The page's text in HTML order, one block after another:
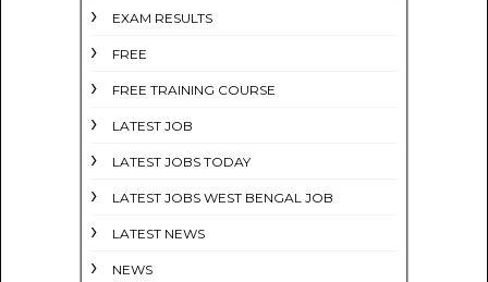
EXAM RESULTS
FREE
FREE TRAINING COURSE
LATEST JOB
LATEST JOBS TODAY
LATEST JOBS WEST BENGAL JOB
LATEST NEWS
NEWS